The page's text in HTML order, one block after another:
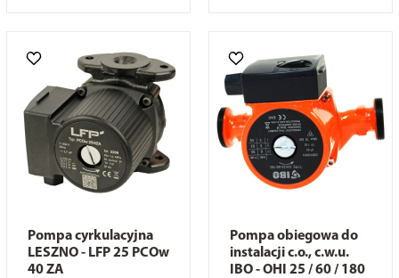
Pompa cyrkulacyjna
LESZNO - LFP 25 PCOw
40 ZA
Pompa obiegowa do
instalacji c.o., c.w.u.
IBO - OHI 25 / 60 / 180